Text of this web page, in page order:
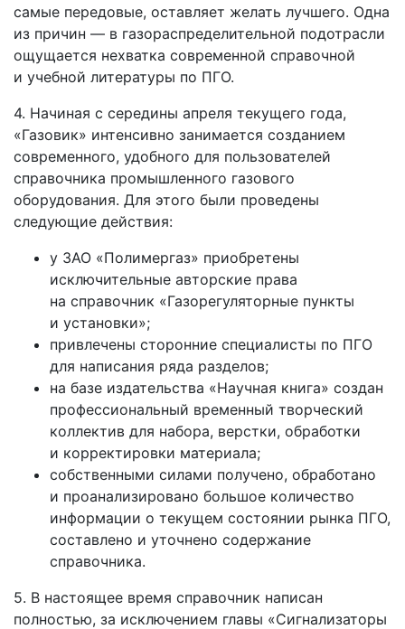
самые передовые, оставляет желать лучшего. Одна
из причин — в газораспределительной подотрасли
ощущается нехватка современной справочной
и учебной литературы по ПГО.
4. Начиная с середины апреля текущего года,
«Газовик» интенсивно занимается созданием
современного, удобного для пользователей
справочника промышленного газового
оборудования. Для этого были проведены
следующие действия:
у ЗАО «Полимергаз» приобретены
исключительные авторские права
на справочник «Газорегуляторные пункты
и установки»;
привлечены сторонние специалисты по ПГО
для написания ряда разделов;
на базе издательства «Научная книга» создан
профессиональный временный творческий
коллектив для набора, верстки, обработки
и корректировки материала;
собственными силами получено, обработано
и проанализировано большое количество
информации о текущем состоянии рынка ПГО,
составлено и уточнено содержание
справочника.
5. В настоящее время справочник написан
полностью, за исключением главы «Сигнализаторы